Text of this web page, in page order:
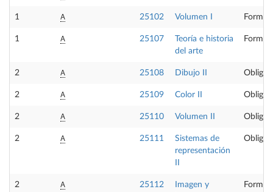
1 A 25102 Volumen I
1 A 25107
Teoría e historia
del arte
2 A 25108 Dibujo II
2 A 25109 Color II
2 A 25110 Volumen II
2 A 25111
Sistemas de
representación
2 A 25112
Imagen y